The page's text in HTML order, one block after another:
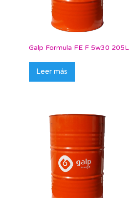
Galp Formula FE F 5w30 205L
Leer más